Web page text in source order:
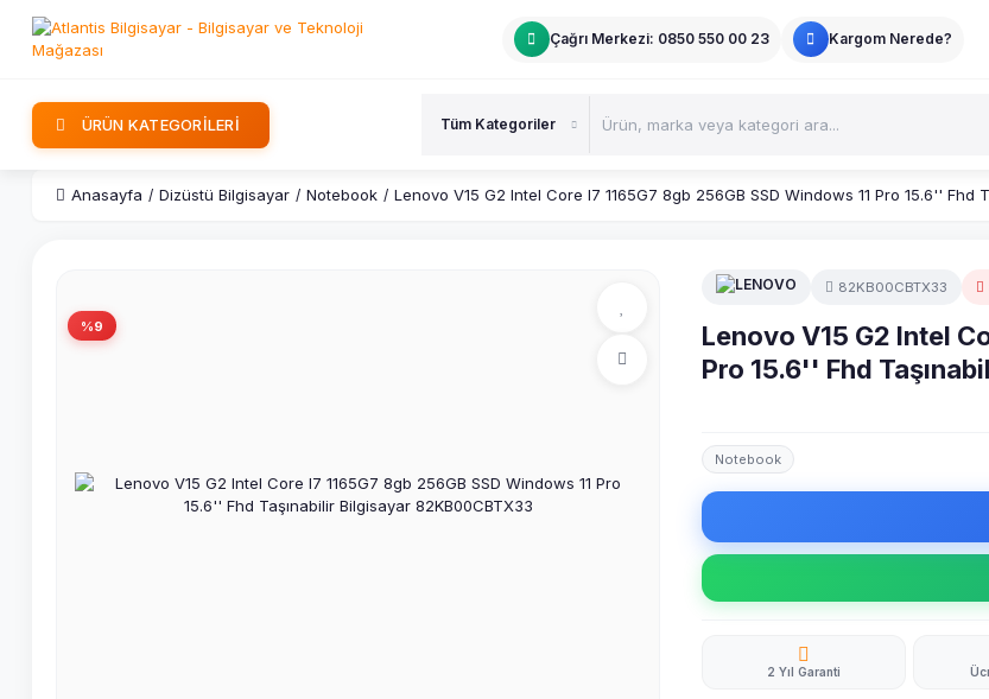
Çağrı Merkezi: 0850 550 00 23 Kargom Nerede?
ÜRÜN KATEGORİLERİ
Anasayfa Dizüstü Bilgisayar Notebook Lenovo V15 G2 Intel Core I7 1165G7 8gb 256GB SSD Windows 11 Pro 15.6'' Fhd
%9
82KB00CBTX33
Lenovo V15 G2 Intel
Pro 15.6'' Fhd
Notebook
2 Yıl Garanti